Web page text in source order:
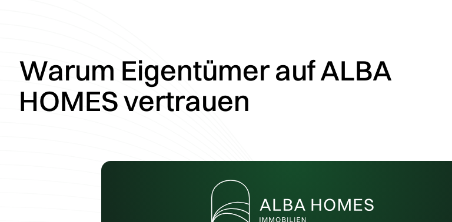
Warum Eigentümer auf ALBA
HOMES vertrauen